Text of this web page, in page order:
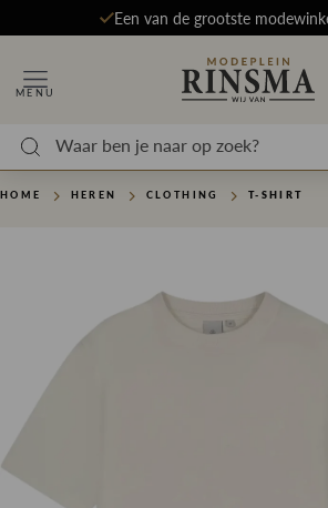
Een van de grootste
MENU
HOME HEREN CLOTHING T-SHIRT